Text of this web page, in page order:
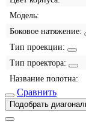
Модель:
Боковое натяжение:
Тип проекции:
Тип проектора:
Название полотна:
Сравнить
Подобрать